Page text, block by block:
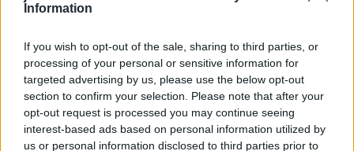
Information
If you wish to opt-out of the sale, sharing to third parties, or
processing of your personal or sensitive information for
targeted advertising by us, please use the below opt-out
section to confirm your selection. Please note that after your
opt-out request is processed you may continue seeing
interest-based ads based on personal information utilized by
us or personal information disclosed to third parties prior to